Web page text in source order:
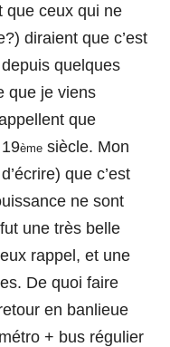
que ceux qui ne
diraient que c’est
quelques
que je viens
que
ème siècle. Mon
que c’est
ne sont
une très belle
rappel, et une
De quoi faire
en banlieue
+ bus régulier